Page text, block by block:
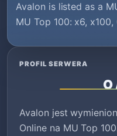
Avalon is listed as a
MU Top 100: x6, x100,
PROFIL SERWERA
O
Avalon jest
Online na MU Top